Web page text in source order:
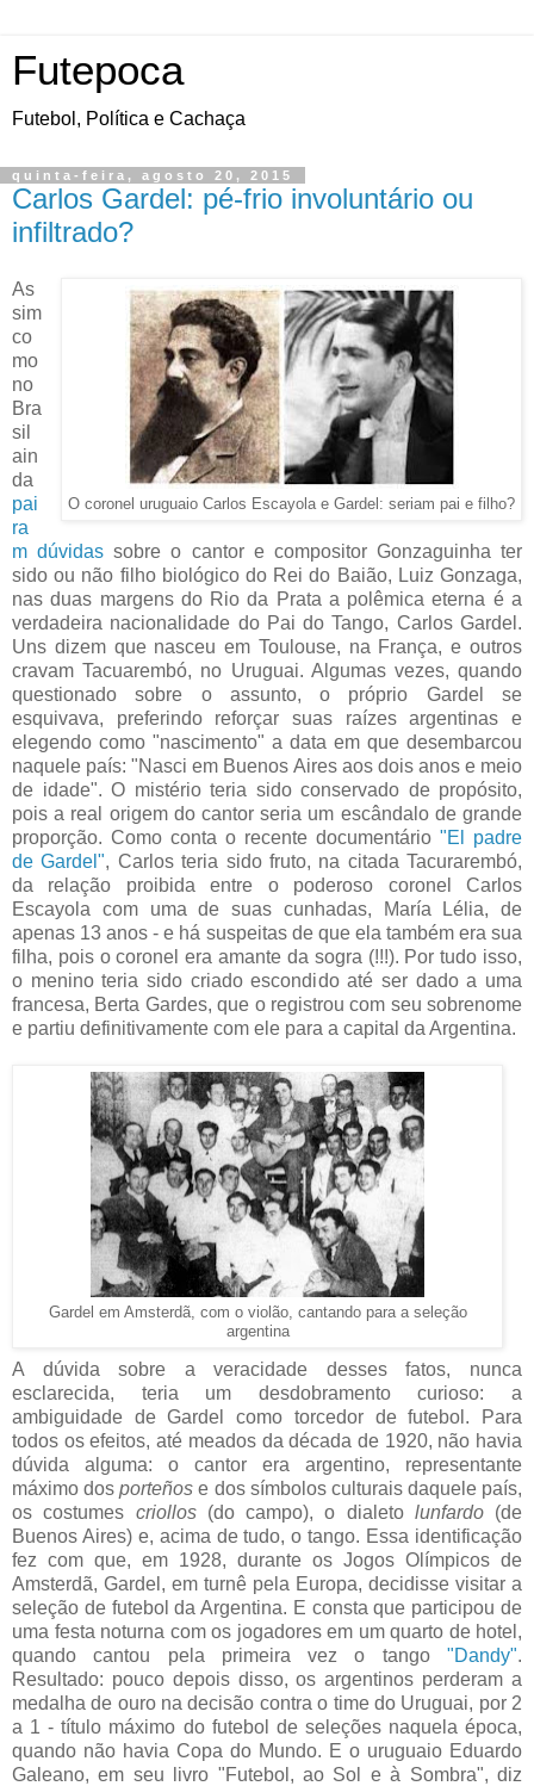
Futepoca
Futebol, Política e Cachaça
quinta-feira, agosto 20, 2015
Carlos Gardel: pé-frio involuntário ou
infiltrado?
O coronel uruguaio Carlos Escayola e Gardel: seriam pai e filho?
As
sim
co
mo
no
Bra
sil
ain
da
pai
ra
m dúvidas sobre o cantor e compositor Gonzaguinha ter
sido ou não filho biológico do Rei do Baião, Luiz Gonzaga,
nas duas margens do Rio da Prata a polêmica eterna é a
verdadeira nacionalidade do Pai do Tango, Carlos Gardel.
Uns dizem que nasceu em Toulouse, na França, e outros
cravam Tacuarembó, no Uruguai. Algumas vezes, quando
questionado sobre o assunto, o próprio Gardel se
esquivava, preferindo reforçar suas raízes argentinas e
elegendo como "nascimento" a data em que desembarcou
naquele país: "Nasci em Buenos Aires aos dois anos e meio
de idade". O mistério teria sido conservado de propósito,
pois a real origem do cantor seria um escândalo de grande
proporção. Como conta o recente documentário "El padre
de Gardel", Carlos teria sido fruto, na citada Tacurarembó,
da relação proibida entre o poderoso coronel Carlos
Escayola com uma de suas cunhadas, María Lélia, de
apenas 13 anos - e há suspeitas de que ela também era sua
filha, pois o coronel era amante da sogra (!!!). Por tudo isso,
o menino teria sido criado escondido até ser dado a uma
francesa, Berta Gardes, que o registrou com seu sobrenome
e partiu definitivamente com ele para a capital da Argentina.
Gardel em Amsterdã, com o violão, cantando para a seleção
argentina
A dúvida sobre a veracidade desses fatos, nunca
esclarecida, teria um desdobramento curioso: a
ambiguidade de Gardel como torcedor de futebol. Para
todos os efeitos, até meados da década de 1920, não havia
dúvida alguma: o cantor era argentino, representante
máximo dosporteños e dos símbolos culturais daquele país,
os costumes criollos(do campo), o dialeto lunfardo(de
Buenos Aires) e, acima de tudo, o tango. Essa identificação
fez com que, em 1928, durante os Jogos Olímpicos de
Amsterdã, Gardel, em turnê pela Europa, decidisse visitar a
seleção de futebol da Argentina. E consta que participou de
uma festa noturna com os jogadores em um quarto de hotel,
quando cantou pela primeira vez o tango "Dandy".
Resultado: pouco depois disso, os argentinos perderam a
medalha de ouro na decisão contra o time do Uruguai, por 2
a 1 - título máximo do futebol de seleções naquela época,
quando não havia Copa do Mundo. E o uruguaio Eduardo
Galeano, em seu livro "Futebol, ao Sol e à Sombra", diz